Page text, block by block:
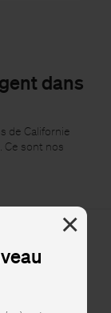
×
dans
de Californie
Ce sont nos